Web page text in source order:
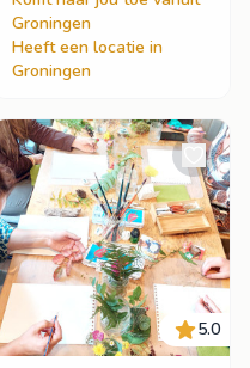
Groningen
Heeft een locatie in
Groningen
5.0